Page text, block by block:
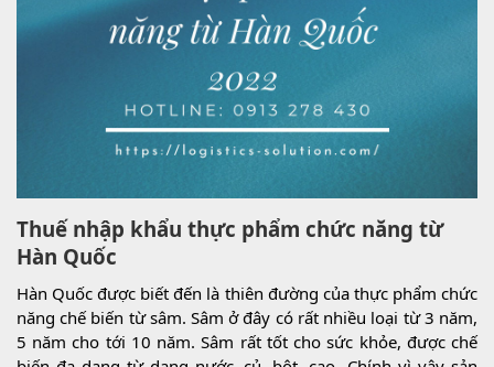
Thuế nhập khẩu thực phẩm chức năng từ
Hàn Quốc
Hàn Quốc được biết đến là thiên đường của thực phẩm chức
năng chế biến từ sâm. Sâm ở đây có rất nhiều loại từ 3 năm,
5 năm cho tới 10 năm. Sâm rất tốt cho sức khỏe, được chế